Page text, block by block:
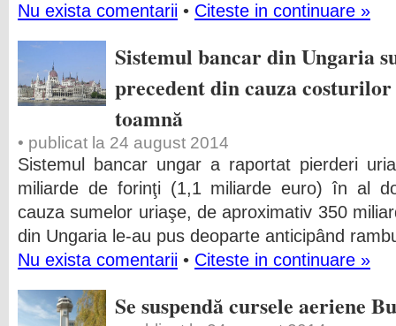
Nu exista comentarii • Citeste in continuare »
Sistemul bancar din Ungaria
precedent din cauza
toamnă
• publicat la 24 august 2014
Sistemul bancar ungar a raportat pierderi
miliarde de forinţi (1,1 miliarde euro) în al
cauza sumelor uriaşe, de aproximativ 350
din Ungaria le-au pus deoparte anticipând
Nu exista comentarii • Citeste in continuare »
Se suspendă cursele aeriene